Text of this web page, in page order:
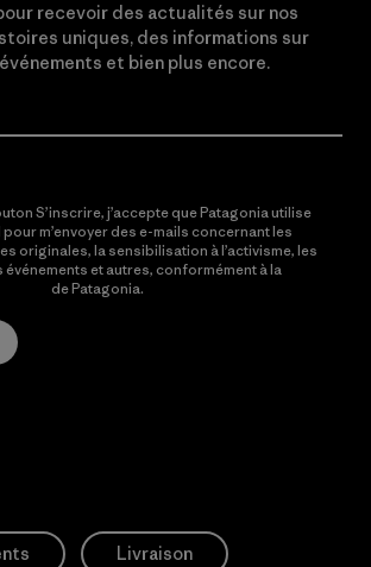
recevoir des actualités sur nos
uniques, des informations sur
et bien plus encore.
S’inscrire, j’accepte que Patagonia utilise
m’envoyer des e-mails concernant les
originales, la sensibilisation à l’activisme, les
et autres, conformément à la
de Patagonia.
Livraison